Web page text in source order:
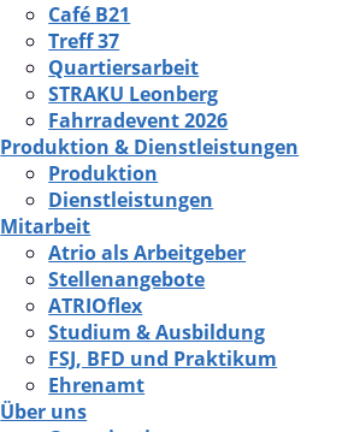
Café B21
Treff 37
Quartiersarbeit
STRAKU Leonberg
Fahrradevent 2026
Produktion & Dienstleistungen
Produktion
Dienstleistungen
Mitarbeit
Atrio als Arbeitgeber
Stellenangebote
ATRIOflex
Studium & Ausbildung
FSJ, BFD und Praktikum
Ehrenamt
Über uns